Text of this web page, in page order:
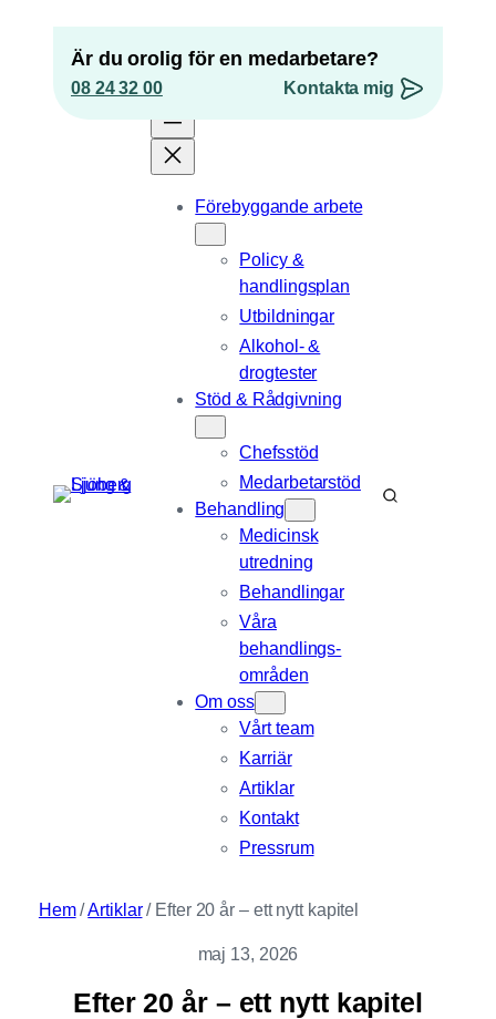
Är du orolig för en medarbetare?
08 24 32 00 Kontakta mig
” anger obligatoriska fält
Detta fält används för valideringsändamål och
ska lämnas oförändrat.
Förebyggande arbete
Policy &
handlingsplan
Utbildningar
Alkohol- &
drogtester
Stöd & Rådgivning
Chefsstöd
Medarbetarstöd
Behandling
Medicinsk
utredning
Behandlingar
Våra
behandlings­
områden
Om oss
Vårt team
Karriär
Artiklar
Kontakt
Pressrum
Hem/Artiklar/ Efter 20 år – ett nytt kapitel
maj 13, 2026
Efter 20 år – ett nytt kapitel